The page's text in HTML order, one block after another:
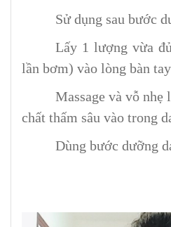
Sử dụng sau bước
Lấy 1 lượng vừa
lần bơm) vào lòng bàn
Massage và vỗ nhẹ
chất thấm sâu vào trong
Dùng bước dưỡng